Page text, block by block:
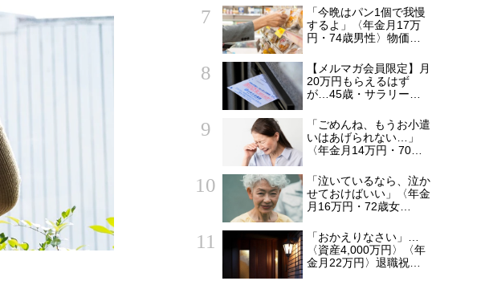
偶者が年下の人」「定年
後も働く人」「特別な年
金を受け取れる人」
【CFPが解説】
「今晩はパン1個で我慢
するよ」〈年金月17万
円・74歳男性〉物価高
食卓”
【メルマガ会員限定】月
20万円もらえるはず
が…45歳・サラリーマ
抱いた違和感。「年金ル
ール」知らずにそのまま
20年…65歳で受け取る
ことになる年金額に唖然
「ごめんね、もうお小遣
いはあげられない…」
〈年金月14万円・70歳
円」をやめた夜に耳にし
た残酷な真実
「泣いているなら、泣か
せておけばいい」〈年金
月16万円・72歳女
て！」と泣き叫んでも完
全無視を決め込んだ理由
「おかえりなさい」…
〈資産4,000万円〉〈年
金月22万円〉退職祝い